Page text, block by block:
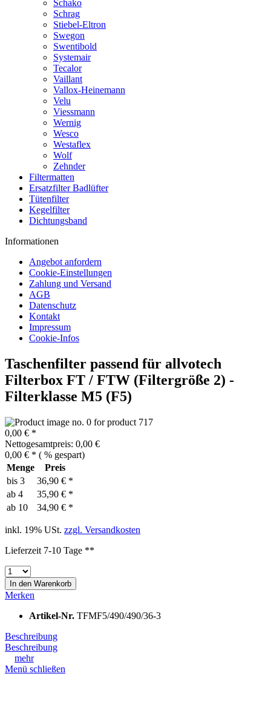
Schako
Schrag
Stiebel-Eltron
Swegon
Swentibold
Systemair
Tecalor
Vaillant
Vallox-Heinemann
Velu
Viessmann
Wernig
Wesco
Westaflex
Wolf
Zehnder
Filtermatten
Ersatzfilter Badlüfter
Tütenfilter
Kegelfilter
Dichtungsband
Informationen
Angebot anfordern
Cookie-Einstellungen
Zahlung und Versand
AGB
Datenschutz
Kontakt
Impressum
Cookie-Infos
Taschenfilter passend für allvotech
Filterbox FT / FTW (Filtergröße 2) -
Filterklasse M5 (F5)
0,00 € *
Nettogesamtpreis: 0,00 €
0,00 € * ( % gespart)
Menge
Preis
bis 3
36,90 € *
ab 4
35,90 € *
ab 10 34,90 € *
inkl. 19% USt. zzgl. Versandkosten
Lieferzeit 7-10 Tage **
In den Warenkorb
Merken
Artikel-Nr. TFMF5/490/490/36-3
Beschreibung
Beschreibung
mehr
Menü schließen